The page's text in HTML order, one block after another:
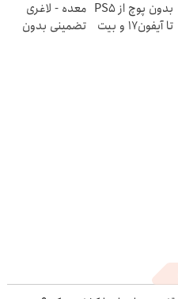
بدون پوچ از PS5
تا آیفون17 و بیت
معده - لاغری
تضمینی بدون